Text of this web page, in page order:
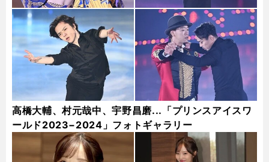
高橋大輔、村元哉中、宇野昌磨...「プリンスアイスワ
ールド2023−2024」フォトギャラリー